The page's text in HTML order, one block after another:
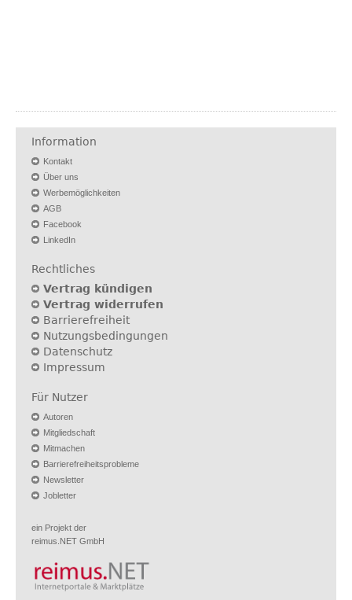
Information
Kontakt
Über uns
Werbemöglichkeiten
AGB
Facebook
LinkedIn
Rechtliches
Vertrag kündigen
Vertrag widerrufen
Barrierefreiheit
Nutzungsbedingungen
Datenschutz
Impressum
Für Nutzer
Autoren
Mitgliedschaft
Mitmachen
Barrierefreiheitsprobleme
Newsletter
Jobletter
ein Projekt der
reimus.NET GmbH